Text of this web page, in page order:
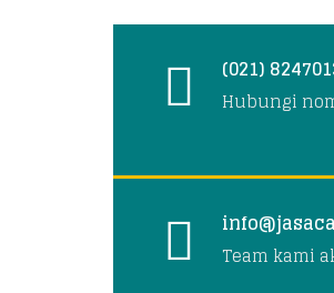
(021)
Hubungi
Team kami